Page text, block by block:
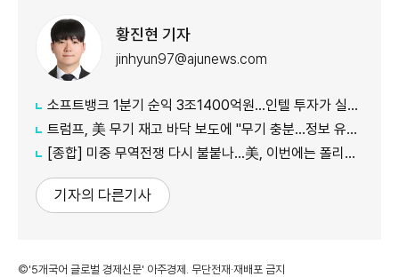
황진현 기자
jinhyun97@ajunews.com
소프트뱅크 1분기 순익 3조1400억원…인텔 투자가 실적 견인
트럼프, 美 무기 재고 바닥 보도에 "무기 충분…정보 유출자에 장기형"
[종합] 미중 무역전쟁 다시 불붙나…美, 이번에는 폴리실리콘 관세 15% 추진
기자의 다른기사
©'5개국어 글로벌 경제신문' 아주경제. 무단전재·재배포 금지